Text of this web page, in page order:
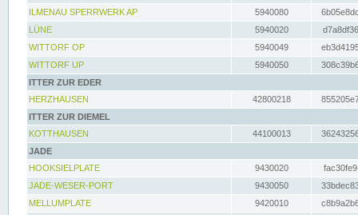
ILMENAU SPERRWERK AP
5940080
LÜNE
5940020
WITTORF OP
5940049
WITTORF UP
5940050
ITTER ZUR EDER
HERZHAUSEN
42800218
ITTER ZUR DIEMEL
KOTTHAUSEN
44100013
JADE
HOOKSIELPLATE
9430020
JADE-WESER-PORT
9430050
MELLUMPLATE
9420010